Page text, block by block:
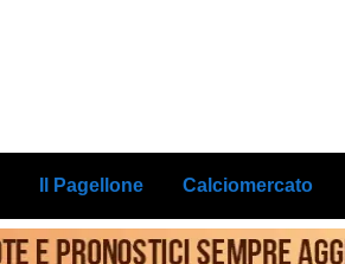
Il Pagellone Calciomercato